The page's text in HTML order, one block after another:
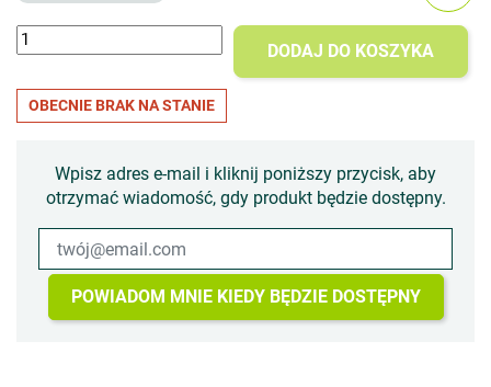
DODAJ DO KOSZYKA
OBECNIE BRAK NA STANIE
Wpisz adres e-mail i kliknij poniższy przycisk, aby
otrzymać wiadomość, gdy produkt będzie dostępny.
POWIADOM MNIE KIEDY BĘDZIE DOSTĘPNY